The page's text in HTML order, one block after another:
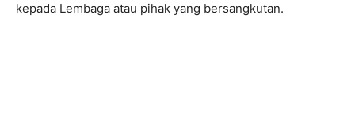
kepada Lembaga atau pihak yang bersangkutan.